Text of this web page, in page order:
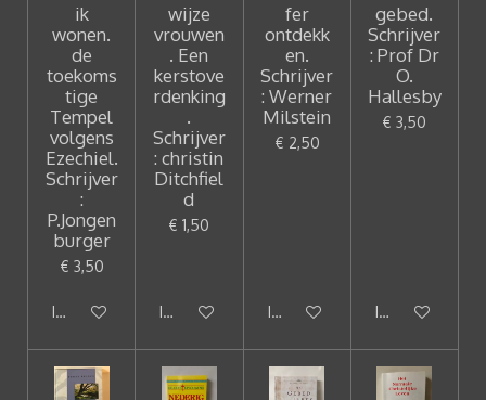
ik
wonen.
de
toekoms
tige
Tempel
volgens
Ezechiel.
Schrijver
:
P.Jongen
burger
€ 3,50
In winkelwagen
wijze
vrouwen
. Een
kerstove
rdenking
.
Schrijver
: christin
Ditchfiel
d
€ 1,50
In winkelwagen
fer
ontdekk
en.
Schrijver
: Werner
Milstein
€ 2,50
In winkelwagen
gebed.
Schrijver
: Prof Dr
O.
Hallesby
€ 3,50
In winkelwagen